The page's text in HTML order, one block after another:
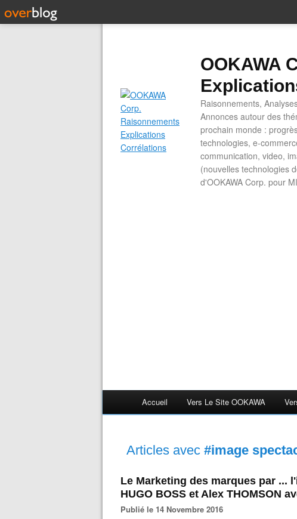
OOKAWA
Raisonnements,
Annonces autour des
prochain monde :
technologies, e-
communication, video,
(nouvelles technologies
d'OOKAWA Corp. pour
Accueil Vers Le Site OOKAWA
Articles avec #image
Le Marketing des marques par ...
HUGO BOSS et Alex THOMSON
Publié le 14 Novembre 2016